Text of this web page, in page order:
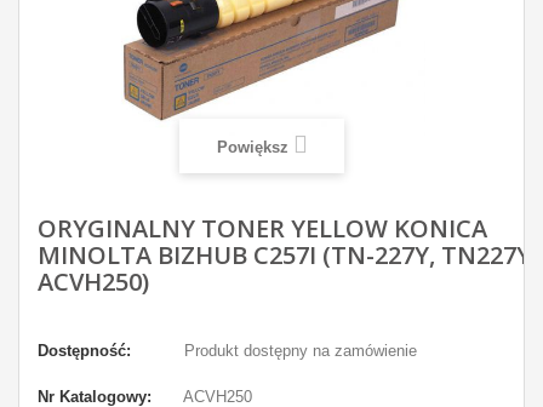
Powiększ
ORYGINALNY TONER YELLOW KONICA
MINOLTA BIZHUB C257I (TN-227Y, TN227Y,
ACVH250)
Dostępność: Produkt dostępny na zamówienie
Nr Katalogowy: ACVH250